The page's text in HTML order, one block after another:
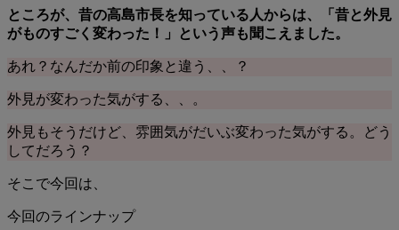
ところが、昔の高島市長を知っている人からは、「昔と外見
がものすごく変わった！」という声も聞こえました。
あれ？なんだか前の印象と違う、、？
外見が変わった気がする、、。
外見もそうだけど、雰囲気がだいぶ変わった気がする。どう
してだろう？
そこで今回は、
今回のラインナップ